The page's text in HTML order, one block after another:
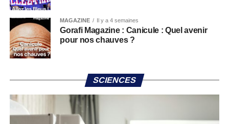
MAGAZINE Il y a 4 semaines
Gorafi Magazine : Canicule : Quel avenir
pour nos chauves ?
SCIENCES